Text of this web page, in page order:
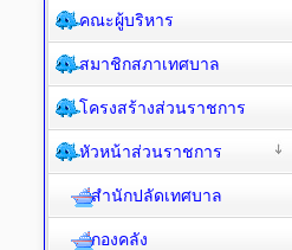
คณะผู้บริหาร
สมาชิกสภาเทศบาล
โครงสร้างส่วนราชการ
หัวหน้าส่วนราชการ
สำนักปลัดเทศบาล
กองคลัง